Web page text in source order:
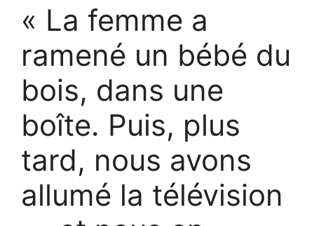
« La femme a
ramené un bébé du
bois, dans une
boîte. Puis, plus
tard, nous avons
allumé la télévision